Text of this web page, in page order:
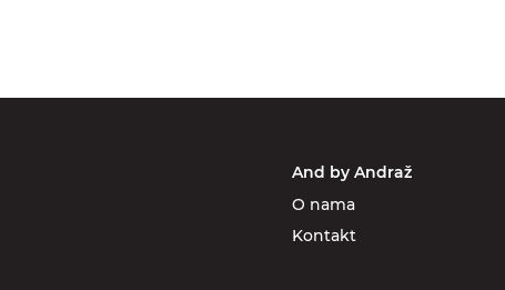
And by Andraž
O nama
Kontakt